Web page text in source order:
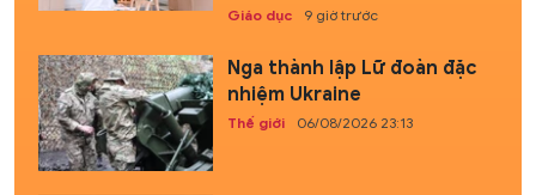
Giáo dục 9 giờ trước
Nga thành lập Lữ đoàn đặc
nhiệm Ukraine
Thế giới 06/08/2026 23:13